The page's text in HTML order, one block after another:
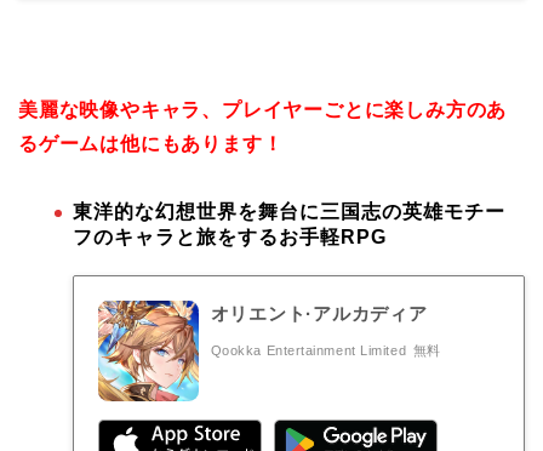
美麗な映像やキャラ、プレイヤーごとに楽しみ方のあ
るゲームは他にもあります！
東洋的な幻想世界を舞台に三国志の英雄モチー
フのキャラと旅をするお手軽RPG
オリエント·アルカディア
Qookka Entertainment Limited 無料